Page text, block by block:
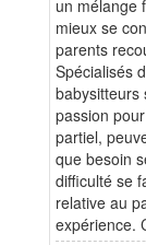
un mélange
mieux se
parents
Spécialisés
babysitteurs
passion
partiel,
que besoin
difficulté se
relative au
expérience.